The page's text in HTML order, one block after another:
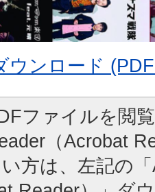
ウンロード
ファイルを閲
（Acrobat
方は、左記の